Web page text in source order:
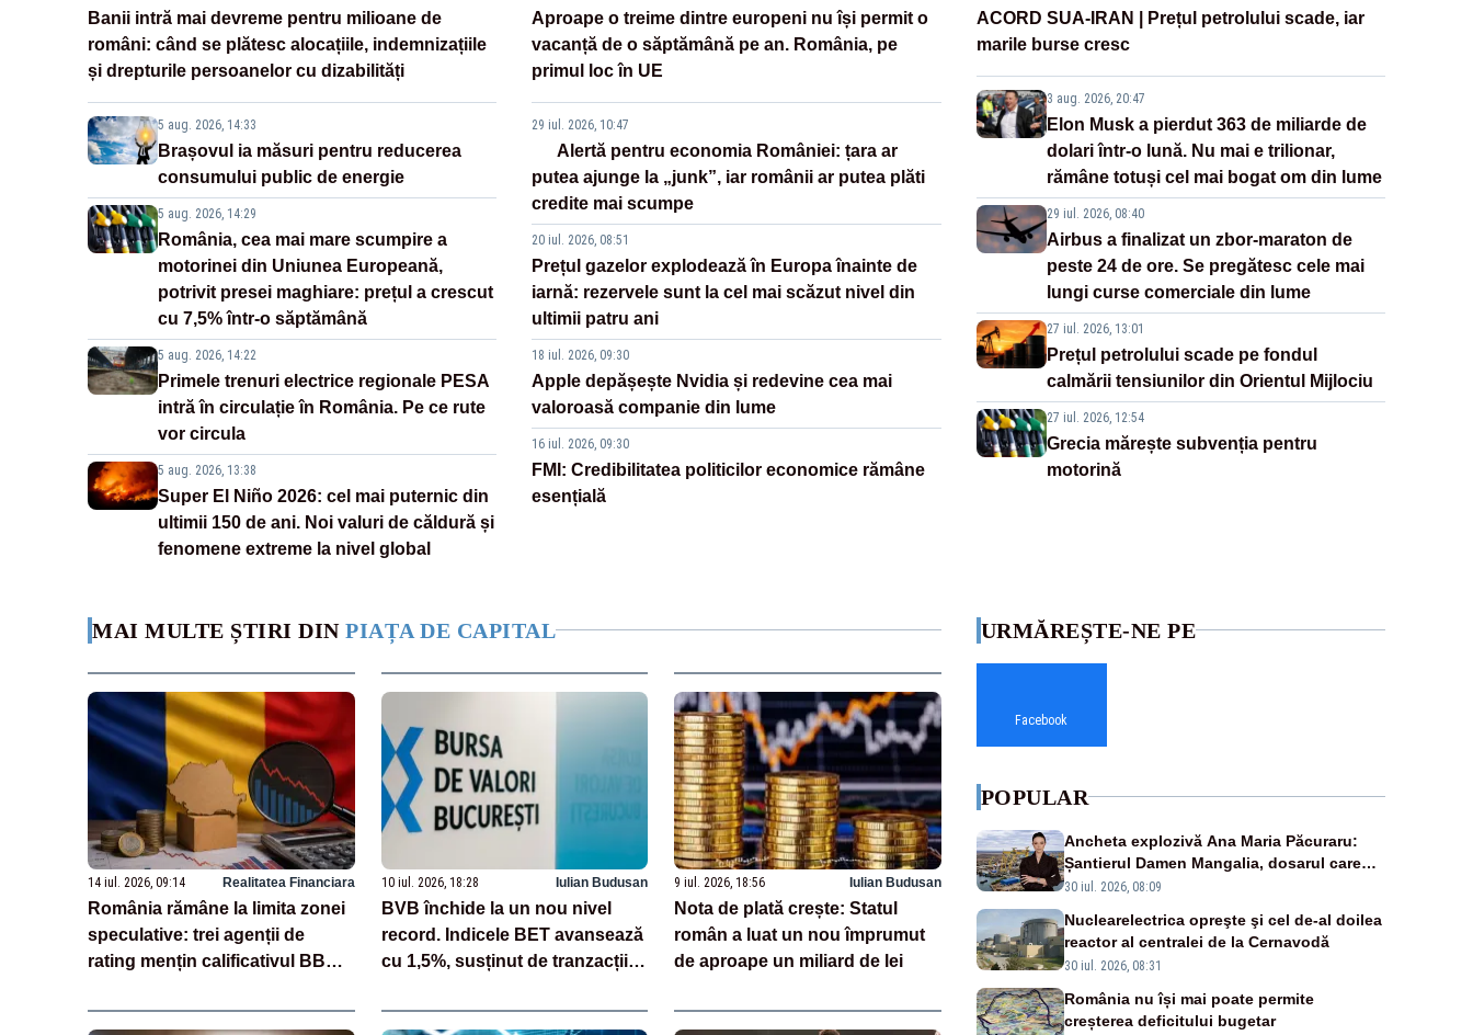
Banii intră mai devreme pentru milioane de
români: când se plătesc alocațiile, indemnizațiile
și drepturile persoanelor cu dizabilități
5 aug. 2026, 14:33
Brașovul ia măsuri pentru reducerea
consumului public de energie
5 aug. 2026, 14:29
România, cea mai mare scumpire a
motorinei din Uniunea Europeană,
potrivit presei maghiare: prețul a crescut
cu 7,5% într-o săptămână
5 aug. 2026, 14:22
Primele trenuri electrice regionale PESA
intră în circulație în România. Pe ce rute
vor circula
5 aug. 2026, 13:38
Super El Niño 2026: cel mai puternic din
ultimii 150 de ani. Noi valuri de căldură și
fenomene extreme la nivel global
Aproape o treime dintre europeni nu își permit o
vacanță de o săptămână pe an. România, pe
primul loc în UE
29 iul. 2026, 10:47
Alertă pentru economia României: țara ar
putea ajunge la „junk”, iar românii ar putea plăti
credite mai scumpe
20 iul. 2026, 08:51
Prețul gazelor explodează în Europa înainte de
iarnă: rezervele sunt la cel mai scăzut nivel din
ultimii patru ani
18 iul. 2026, 09:30
Apple depășește Nvidia și redevine cea mai
valoroasă companie din lume
16 iul. 2026, 09:30
FMI: Credibilitatea politicilor economice rămâne
esențială
ACORD SUA-IRAN | Prețul petrolului scade, iar
marile burse cresc
3 aug. 2026, 20:47
Elon Musk a pierdut 363 de miliarde de
dolari într-o lună. Nu mai e trilionar,
rămâne totuși cel mai bogat om din lume
29 iul. 2026, 08:40
Airbus a finalizat un zbor-maraton de
peste 24 de ore. Se pregătesc cele mai
lungi curse comerciale din lume
27 iul. 2026, 13:01
Prețul petrolului scade pe fondul
calmării tensiunilor din Orientul Mijlociu
27 iul. 2026, 12:54
Grecia mărește subvenția pentru
motorină
MAI MULTE ȘTIRI DIN PIAȚA DE CAPITAL
14 iul. 2026, 09:14 Realitatea Financiara
România rămâne la limita zonei
speculative: trei agenții de
rating mențin calificativul BBB
10 iul. 2026, 18:28 Iulian Budusan
BVB închide la un nou nivel
record. Indicele BET avansează
cu 1,5%, susținut de tranzacțiile
9 iul. 2026, 18:56 Iulian Budusan
Nota de plată crește: Statul
român a luat un nou împrumut
de aproape un miliard de lei
URMĂREȘTE-NE PE
Facebook
POPULAR
Ancheta explozivă Ana Maria Păcuraru:
Șantierul Damen Mangalia, dosarul care
scufundă apărarea României
30 iul. 2026, 08:09
Nuclearelectrica opreşte şi cel de-al doilea
reactor al centralei de la Cernavodă
30 iul. 2026, 08:31
România nu își mai poate permite
creșterea deficitului bugetar